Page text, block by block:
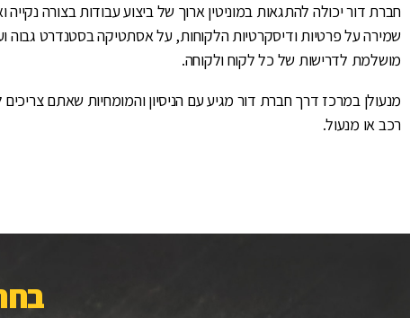
חברת דור יכולה להתגאות במוניטין ארוך של ביצוע עבודות בצורה נקייה
שמירה על פרטיות ודיסקרטיות הלקוחות, על אסתטיקה בסטנדרט גבוה
מושלמת לדרישות של כל לקוח ולקוחה.
מנעולן במרכז דרך חברת דור מגיע עם הניסיון והמומחיות שאתם
רכב או מנעול.